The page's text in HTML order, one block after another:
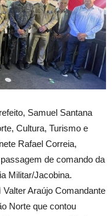
Samuel Santana
Cultura, Turismo e
Rafael Correia,
de comando da
Militar/Jacobina.
Araújo Comandante
Norte que contou